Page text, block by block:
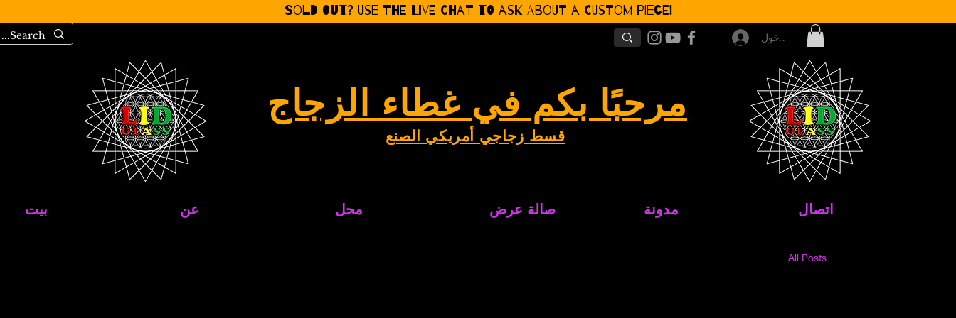
Sold Out? Use the Live CHat to ask about a Custom Piece!
تسجيل الدخول
مرحبًا بكم في غطاء الزجاج
قسط زجاجي أمريكي الصنع
بيت عن محل صالة عرض مدونة اتصال
All Posts